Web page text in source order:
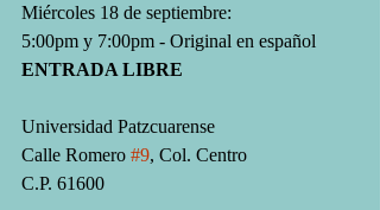
Miércoles 18 de septiembre:
5:00pm y 7:00pm - Original en español
ENTRADA LIBRE
Universidad Patzcuarense
Calle Romero #9, Col. Centro
C.P. 61600